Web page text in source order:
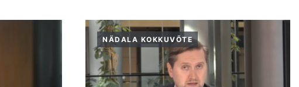
NÄDALA KOKKUVÕTE